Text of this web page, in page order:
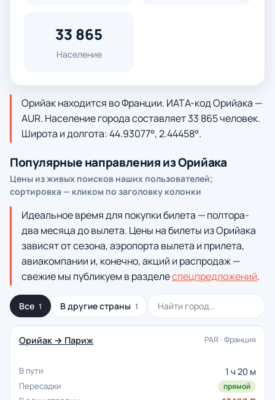
33 865
Население
Орийак находится во Франции. ИАТА-код Орийака —
AUR. Население города составляет 33 865 человек.
Широта и долгота: 44.93077°, 2.44458°.
Популярные направления из Орийака
Цены из живых поисков наших пользователей;
сортировка — кликом по заголовку колонки
Идеальное время для покупки билета — полтора-
два месяца до вылета. Цены на билеты из Орийака
зависят от сезона, аэропорта вылета и прилета,
авиакомпании и, конечно, акций и распродаж —
свежие мы публикуем в разделеспецпредложений.
Все 1 В другие страны 1
Орийак → Париж PAR · Франция
1 ч 20 м
прямой